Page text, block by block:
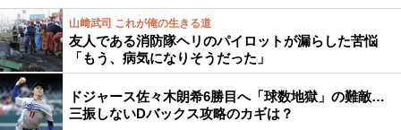
山﨑武司 これが俺の生きる道
友人である消防隊ヘリのパイロットが漏らした苦悩
「もう、病気になりそうだった」
ドジャース佐々木朗希6勝目へ「球数地獄」の難敵…
三振しないDバックス攻略のカギは？